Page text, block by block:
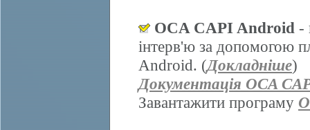
OCA CAPI Android -
інтерв'ю за допомогою
Android. (Докладніше)
Документація OCA
Завантажити програму